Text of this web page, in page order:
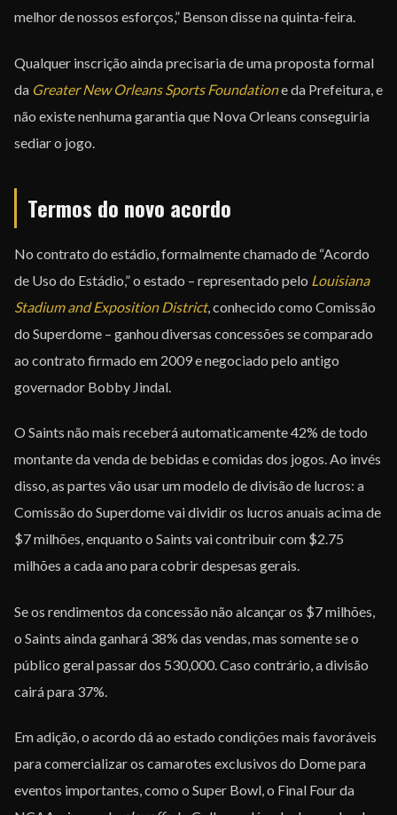
melhor de nossos esforços,” Benson disse na quinta-feira.
Qualquer inscrição ainda precisaria de uma proposta formal
da Greater New Orleans Sports Foundatione da Prefeitura, e
não existe nenhuma garantia que Nova Orleans conseguiria
sediar o jogo.
Termos do novo acordo
No contrato do estádio, formalmente chamado de “Acordo
de Uso do Estádio,” o estado – representado pelo Louisiana
Stadium and Exposition District, conhecido como Comissão
do Superdome – ganhou diversas concessões se comparado
ao contrato firmado em 2009 e negociado pelo antigo
governador Bobby Jindal.
O Saints não mais receberá automaticamente 42% de todo
montante da venda de bebidas e comidas dos jogos. Ao invés
disso, as partes vão usar um modelo de divisão de lucros: a
Comissão do Superdome vai dividir os lucros anuais acima de
$7 milhões, enquanto o Saints vai contribuir com $2.75
milhões a cada ano para cobrir despesas gerais.
Se os rendimentos da concessão não alcançar os $7 milhões,
o Saints ainda ganhará 38% das vendas, mas somente se o
público geral passar dos 530,000. Caso contrário, a divisão
cairá para 37%.
Em adição, o acordo dá ao estado condições mais favoráveis
para comercializar os camarotes exclusivos do Dome para
eventos importantes, como o Super Bowl, o Final Four da